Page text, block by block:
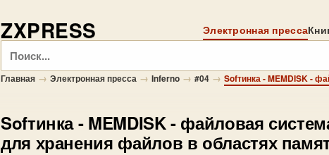
ZXPRESS Электронная пресса
Поиск
Главная → Электронная пресса → Inferno → #04 → Sofтинка - MEMDISK -
Sofтинка- MEMDISK - файловая
для хранения файлов в областях